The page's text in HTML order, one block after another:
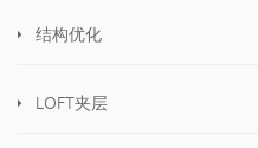
结构优化
LOFT夹层